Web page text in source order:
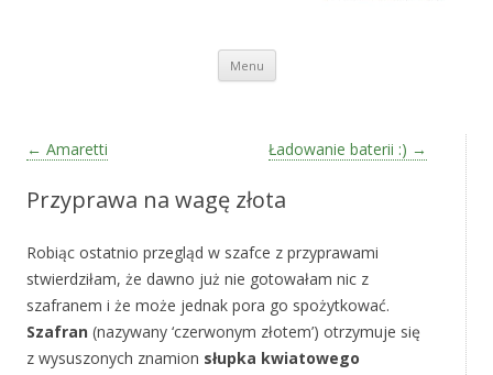
Menu Przeskocz do treści
Zobacz wpisy
← Amaretti Ładowanie baterii :) →
Przyprawa na wagę złota
Robiąc ostatnio przegląd w szafce z przyprawami
stwierdziłam, że dawno już nie gotowałam nic z
szafranem i że może jednak pora go spożytkować.
Szafran (nazywany ‘czerwonym złotem’) otrzymuje się
z wysuszonych znamion słupka kwiatowego